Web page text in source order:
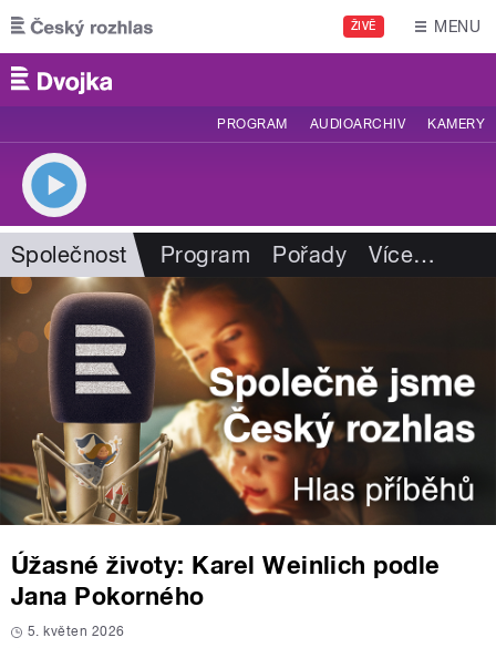
Přejít k hlavnímu obsahu
ŽIVĚ MENU
PROGRAM AUDIOARCHIV KAMERY
Společnost Program Pořady Více…
Úžasné životy: Karel Weinlich podle
Jana Pokorného
5. květen 2026